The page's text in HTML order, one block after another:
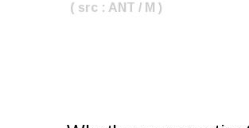
( src : ANT / M )